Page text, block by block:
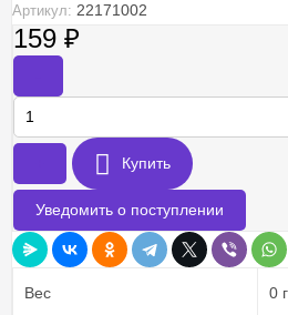
Артикул: 22171002
159 ₽
Купить
Уведомить о поступлении
Вес 0 г